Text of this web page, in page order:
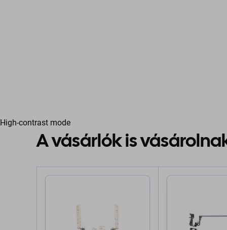
High-contrast mode
A vásárlók is